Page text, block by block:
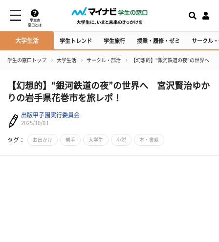
学生の
窓口とは
大学生活 学生トレンド 学生旅行 授業・履修・ゼミ サークル
学生の窓口トップ 大学生活 サークル・部活 【幻想的】“銀河鉄道の夜”の世界へ
【幻想的】“銀河鉄道の夜”の世界へ 宮沢賢治ゆか
りの岩手県花巻市を旅レポ！
出版甲子園実行委員会
2025/10/03
タグ： お出かけ 岩手 大学生 小説 本・書籍